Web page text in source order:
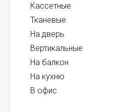
Кассетные
Тканевые
На дверь
Вертикальные
На балкон
На кухню
В офис